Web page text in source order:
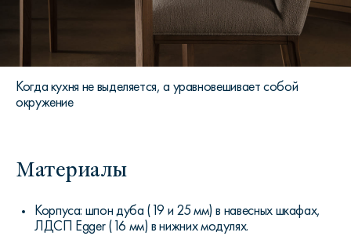
Когда кухня не выделяется, а уравновешивает собой
окружение
Материалы
Корпуса: шпон дуба (19 и 25 мм) в навесных шкафах,
ЛДСП Egger (16 мм) в нижних модулях.